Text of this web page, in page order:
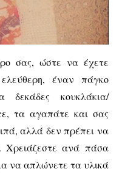
σας, ώστε να έχετε
έναν πάγκο
κουκλάκια/
τα αγαπάτε και σας
αλλά δεν πρέπει να
Χρειάζεστε ανά πάσα
να απλώνετε τα υλικά